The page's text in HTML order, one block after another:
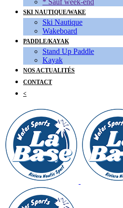
* Sauf week-end
SKI NAUTIQUE/WAKE
Ski Nautique
Wakeboard
PADDLE/KAYAK
Stand Up Paddle
Kayak
NOS ACTUALITÉS
CONTACT
<